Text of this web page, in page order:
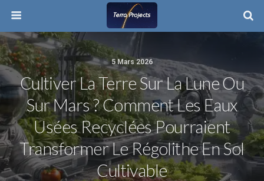
5 Mars 2026
Cultiver La Terre Sur La Lune Ou
Sur Mars ? Comment Les Eaux
Usées Recyclées Pourraient
Transformer Le Régolithe En Sol
Cultivable